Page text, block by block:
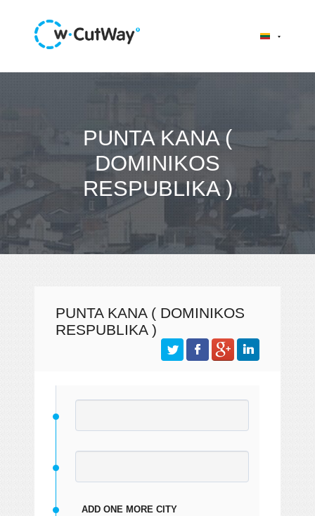
PUNTA KANA (
DOMINIKOS
RESPUBLIKA )
PUNTA KANA ( DOMINIKOS
RESPUBLIKA )
ADD ONE MORE CITY